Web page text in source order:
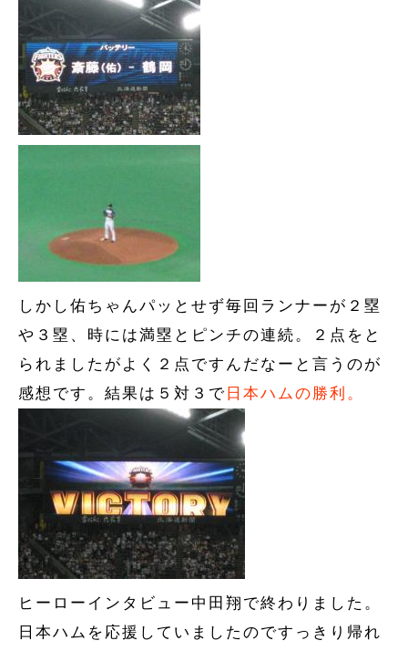
しかし佑ちゃんパッとせず毎回ランナーが２塁
や３塁、時には満塁とピンチの連続。２点をと
られましたがよく２点ですんだなーと言うのが
感想です。結果は５対３で 日本ハムの勝利。
ヒーローインタビュー中田翔で終わりました。
日本ハムを応援していましたのですっきり帰れ